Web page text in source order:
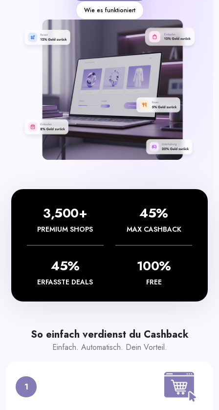
Wie es funktioniert
3,500+
PREMIUM SHOPS
45%
MAX CASHBACK
45%
ERFASSTE DEALS
100%
FREE
So einfach verdienst du Cashback
Einfach. Automatisch. Dein Vorteil.
1